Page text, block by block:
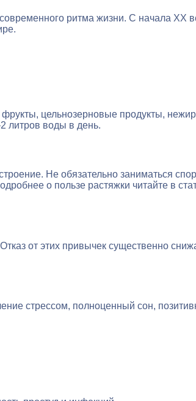
ритма жизни. С начала XX
цельнозерновые продукты,
литров воды в день.
Не обязательно заниматься
о пользе растяжки читайте в
от этих привычек существенно
стрессом, полноценный сон,